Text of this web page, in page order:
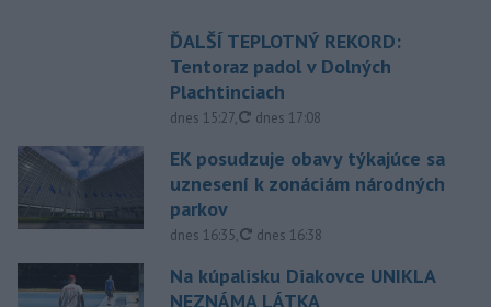
ĎALŠÍ TEPLOTNÝ REKORD:
Tentoraz padol v Dolných
Plachtinciach
dnes 15:27, aktualizované
dnes 17:08
EK posudzuje obavy týkajúce sa
uznesení k zonáciám národných
parkov
dnes 16:35, aktualizované
dnes 16:38
Na kúpalisku Diakovce UNIKLA
NEZNÁMA LÁTKA